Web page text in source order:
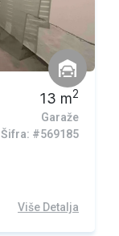
13 m2
Garaže
Šifra: #569185
Više Detalja